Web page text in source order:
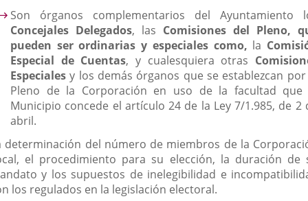
Son órganos complementarios del Ayuntamiento
Concejales Delegados, las Comisiones del Pleno,
pueden ser ordinarias y especiales como, la
Especial de Cuentas, y cualesquiera otras
Especiales y los demás órganos que se establezcan
Pleno de la Corporación en uso de la facultad que
Municipio concede el artículo 24 de la Ley 7/1.985, de 2
abril.
determinación del número de miembros de la
el procedimiento para su elección, la duración de
y los supuestos de inelegibilidad e
los regulados en la legislación electoral.